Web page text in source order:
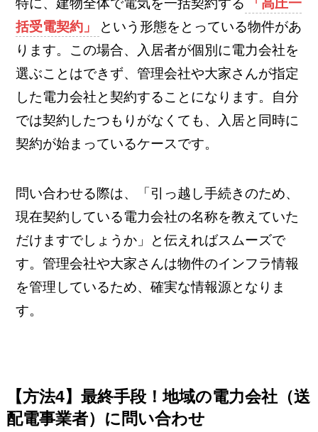
括受電契約」
という形態をとっている物件があ
ります。この場合、入居者が個別に電力会社を
選ぶことはできず、管理会社や大家さんが指定
した電力会社と契約することになります。自分
では契約したつもりがなくても、入居と同時に
契約が始まっているケースです。
問い合わせる際は、「引っ越し手続きのため、
現在契約している電力会社の名称を教えていた
だけますでしょうか」と伝えればスムーズで
す。管理会社や大家さんは物件のインフラ情報
を管理しているため、確実な情報源となりま
す。
【方法4】最終手段！地域の電力会社（送
配電事業者）に問い合わせ